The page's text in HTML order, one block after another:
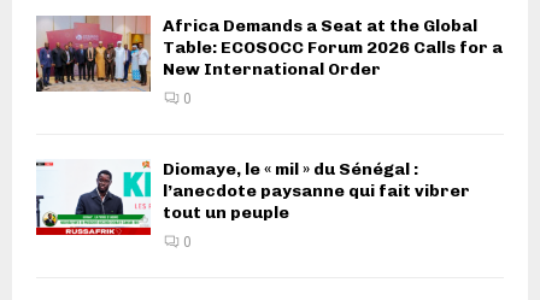
Africa Demands a Seat at the Global
Table: ECOSOCC Forum 2026 Calls for a
New International Order
0
Diomaye, le « mil » du Sénégal :
l’anecdote paysanne qui fait vibrer
tout un peuple
0